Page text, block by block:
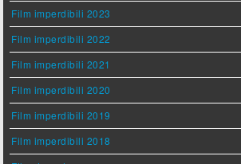
Film imperdibili 2023
Film imperdibili 2022
Film imperdibili 2021
Film imperdibili 2020
Film imperdibili 2019
Film imperdibili 2018